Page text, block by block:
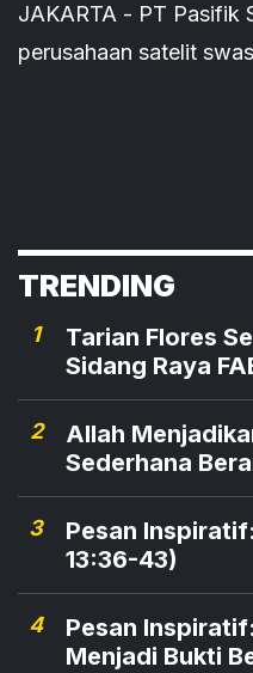
JAKARTA - PT Pasifik Satelit Nusantara (PSN),
perusahaan satelit
TRENDING
1
Tarian Flores
Sidang Raya
2
Allah
3
Pesan
13:36-43)
4
Pesan
Menjadi Bukti